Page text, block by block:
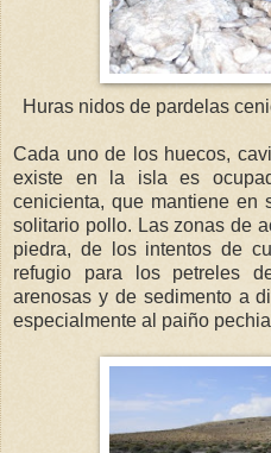
Huras nidos de pardelas
Cada uno de los huecos,
existe en la isla es
cenicienta, que mantiene en
solitario pollo. Las zonas de
piedra, de los intentos de
refugio para los petreles
arenosas y de sedimento a
especialmente al paiño